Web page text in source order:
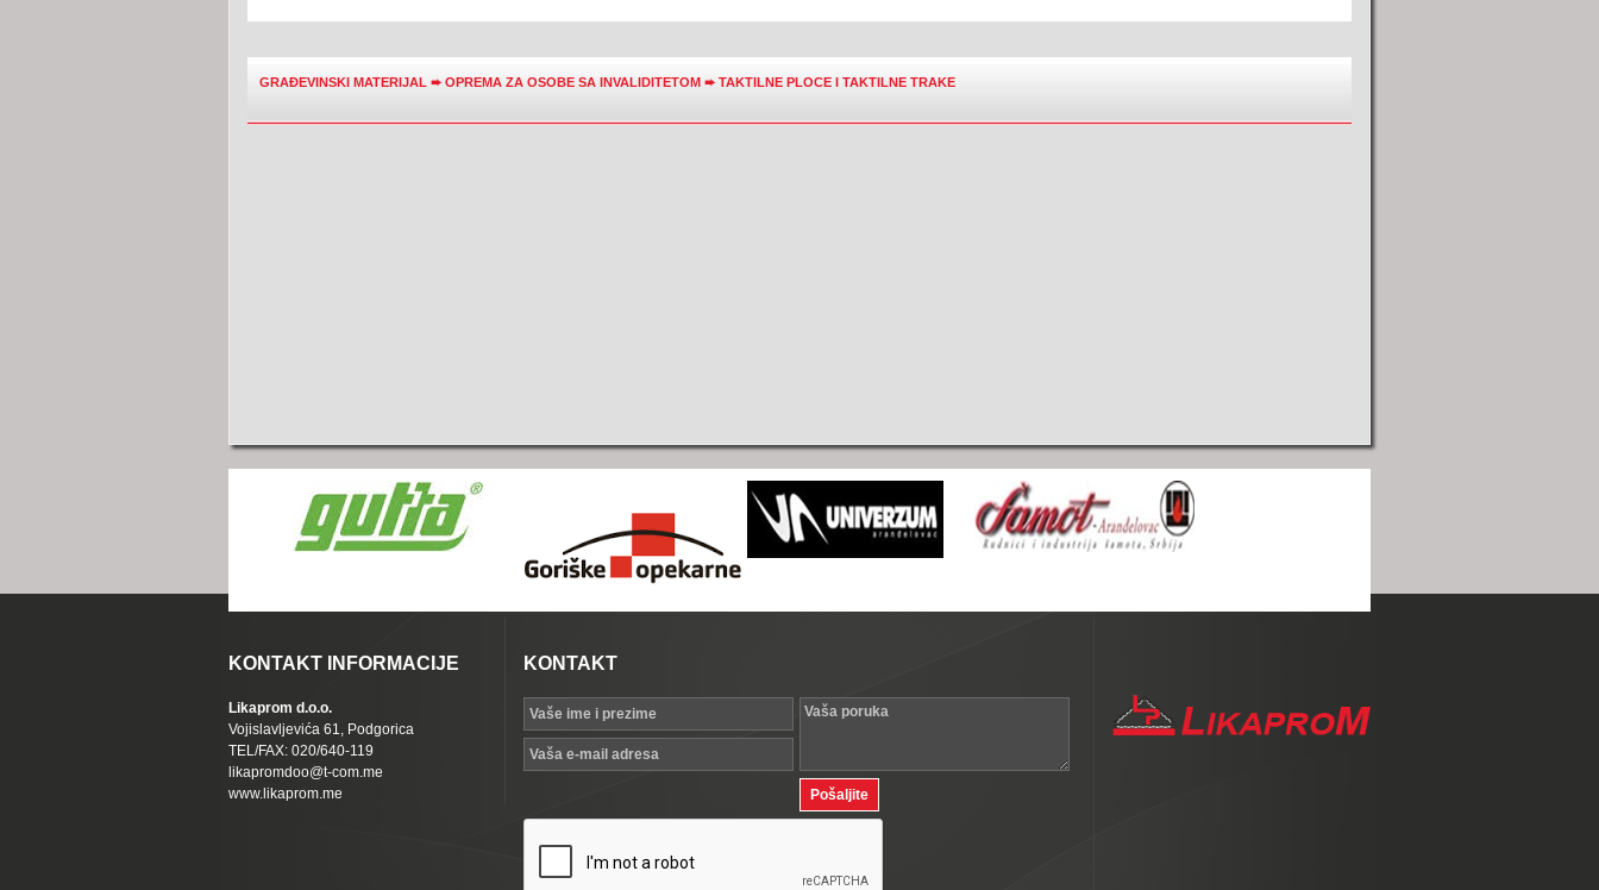
GRAĐEVINSKI MATERIJAL ➨OPREMA ZA OSOBE SA INVALIDITETOM ➨TAKTILNE PLOCE I TAKTILNE TRAKE
KONTAKT INFORMACIJE
Likaprom d.o.o.
Vojislavljevića 61, Podgorica
TEL/FAX: 020/640-119
likapromdoo@t-com.me
www.likaprom.me
KONTAKT